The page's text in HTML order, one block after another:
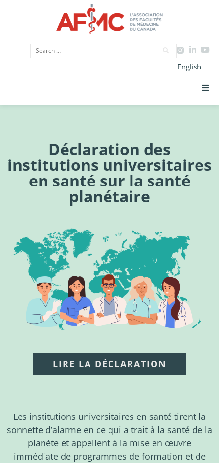
English
Données
Plaidoyer
Nouvelles
À propos
Déclaration des
institutions universitaires
en santé sur la santé
planétaire
LIRE LA DÉCLARATION
Les institutions universitaires en santé tirent la
sonnette d’alarme en ce qui a trait à la santé de la
planète et appellent à la mise en œuvre
immédiate de programmes de formation et de